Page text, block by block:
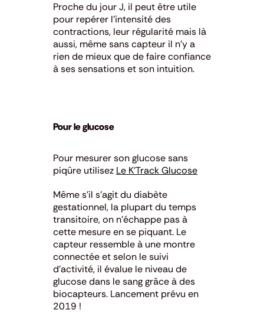
Proche du jour J, il peut être utile
pour repérer l’intensité des
contractions, leur régularité mais là
aussi, même sans capteur il n’y a
rien de mieux que de faire confiance
à ses sensations et son intuition.
Pour le glucose
Pour mesurer son glucose sans
piqûre utilisez Le K’Track Glucose
Même s’il s’agit du diabète
gestationnel, la plupart du temps
transitoire, on n’échappe pas à
cette mesure en se piquant. Le
capteur ressemble à une montre
connectée et selon le suivi
d’activité, il évalue le niveau de
glucose dans le sang grâce à des
biocapteurs. Lancement prévu en
2019 !